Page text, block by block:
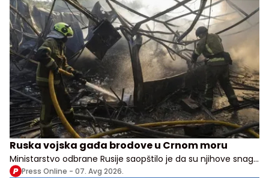
Ruska vojska gađa brodove u Crnom moru
Ministarstvo odbrane Rusije saopštilo je da su njihove snage
izvele udare na vojne, transportne i logističke objekte u više
Press Online - 07. Avg 2026.